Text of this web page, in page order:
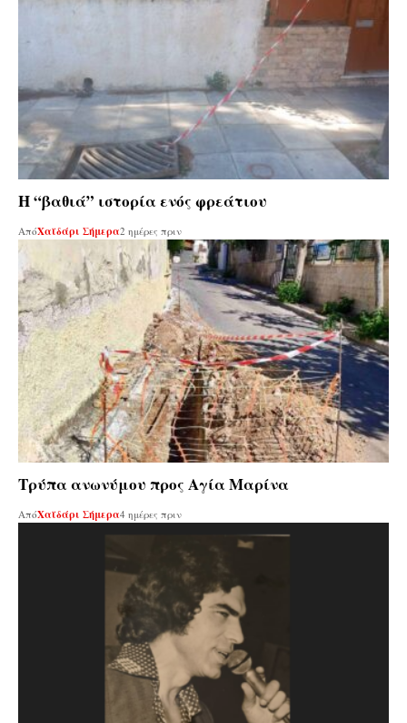
Η “βαθιά” ιστορία ενός φρεάτιου
ΑπόΧαϊδάρι Σήμερα2 ημέρες πριν
Τρύπα ανωνύμου προς Αγία Μαρίνα
ΑπόΧαϊδάρι Σήμερα4 ημέρες πριν